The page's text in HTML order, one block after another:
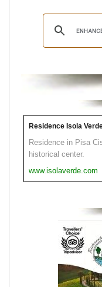
Residence Isola
Residence in Pisa
historical center.
www.isolaverde.com